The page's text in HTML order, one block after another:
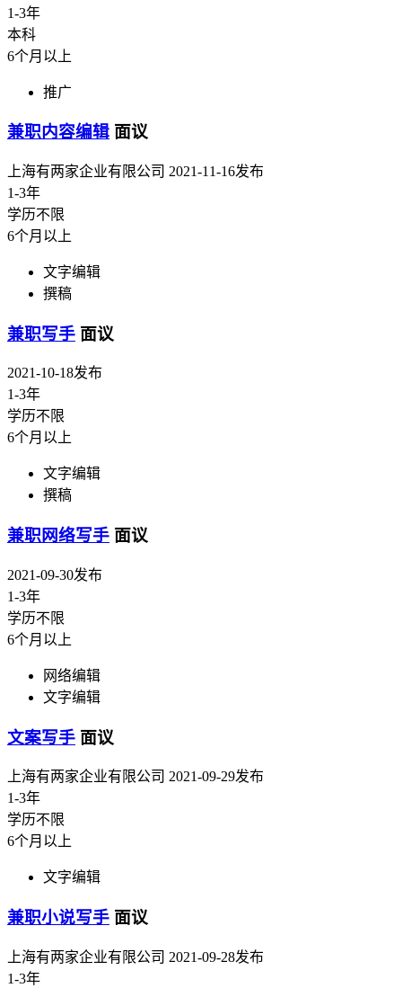
1-3年
本科
6个月以上
推广
兼职内容编辑 面议
上海有两家企业有限公司 2021-11-16发布
1-3年
学历不限
6个月以上
文字编辑
撰稿
兼职写手 面议
2021-10-18发布
1-3年
学历不限
6个月以上
文字编辑
撰稿
兼职网络写手 面议
2021-09-30发布
1-3年
学历不限
6个月以上
网络编辑
文字编辑
文案写手 面议
上海有两家企业有限公司 2021-09-29发布
1-3年
学历不限
6个月以上
文字编辑
兼职小说写手 面议
上海有两家企业有限公司 2021-09-28发布
1-3年